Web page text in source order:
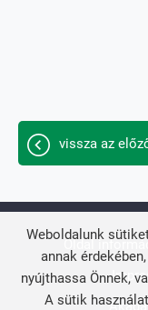
vissza az
Oldal
Weboldalunk
annak
nyújthassa Önnek,
A sütik